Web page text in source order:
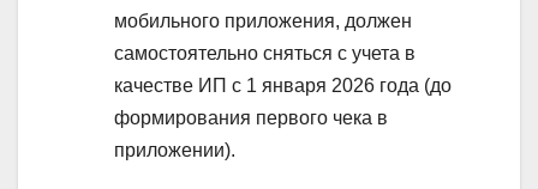
мобильного приложения, должен
самостоятельно сняться с учета в
качестве ИП с 1 января 2026 года (до
формирования первого чека в
приложении).